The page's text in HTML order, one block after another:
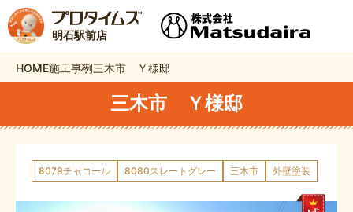
明石駅前店
HOME施工事例三木市 Ｙ様邸
三木市 Ｙ様邸
8079チャコール 8080スレートグレー 三木市 外壁塗装